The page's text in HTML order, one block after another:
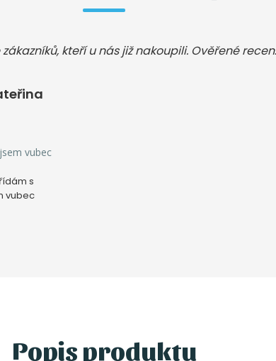
kteří u nás již nakoupili. Ověřené
vubec
s
vubec
Popis produktu